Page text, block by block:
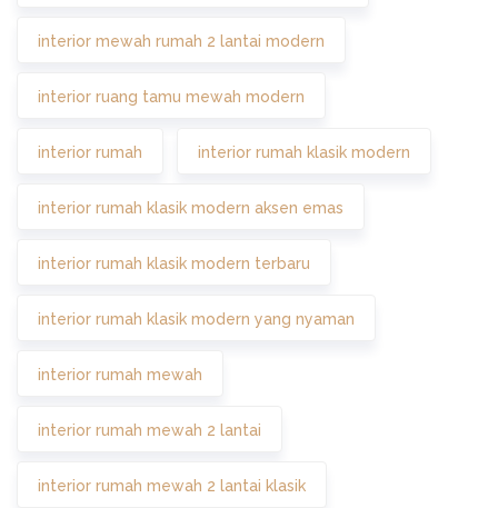
interior mewah rumah 2 lantai modern
interior ruang tamu mewah modern
interior rumah interior rumah klasik modern
interior rumah klasik modern aksen emas
interior rumah klasik modern terbaru
interior rumah klasik modern yang nyaman
interior rumah mewah
interior rumah mewah 2 lantai
interior rumah mewah 2 lantai klasik